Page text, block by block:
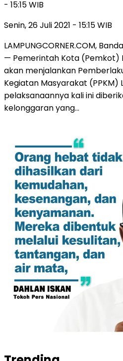
- 15:15 WIB
Senin, 26 Juli 2021 - 15:15 WIB
LAMPUNGCORNER.COM,
— Pemerintah Kota (Pemkot)
akan menjalankan
Kegiatan Masyarakat (PPKM)
pelaksanaannya kali ini
kelonggaran yang…